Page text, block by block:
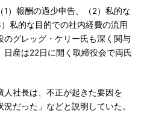
）報酬の過少申告、（2）私的な
私的な目的での社内経費の流用
グレッグ・ケリー氏も深く関与
日産は22日に開く取締役会で両氏
社長は、不正が起きた要因を
況だった」などと説明していた。